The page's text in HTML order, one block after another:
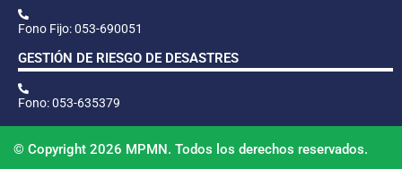
Fono Fijo: 053-690051
GESTIÓN DE RIESGO DE DESASTRES
Fono: 053-635379
© Copyright 2026 MPMN. Todos los derechos reservados.